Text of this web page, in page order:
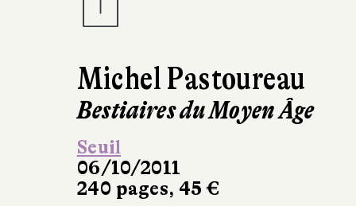
Michel Pastoureau
Bestiaires du Moyen Âge
Seuil
06/10/2011
240 pages, 45 €